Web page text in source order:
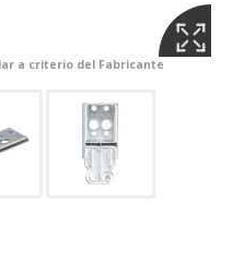
a criterio del Fabricante